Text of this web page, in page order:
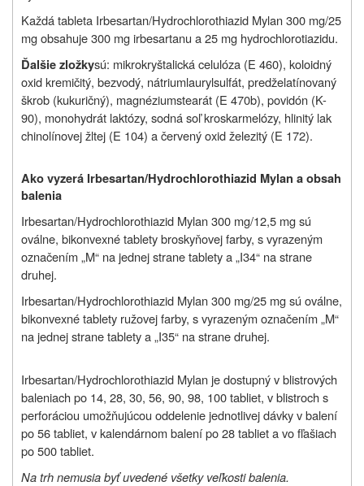
Každá tableta Irbesartan/Hydrochlorothiazid Mylan 300 mg/25
mg obsahuje 300 mg irbesartanu a 25 mg hydrochlorotiazidu.
Ďalšie zložkysú: mikrokryštalická celulóza (E 460), koloidný
oxid kremičitý, bezvodý, nátriumlaurylsulfát, predželatínovaný
škrob (kukuričný), magnéziumstearát (E 470b), povidón (K-
90), monohydrát laktózy, sodná soľ kroskarmelózy, hlinitý lak
chinolínovej žltej (E 104) a červený oxid železitý (E 172).
Ako vyzerá Irbesartan/Hydrochlorothiazid Mylan a obsah
balenia
Irbesartan/Hydrochlorothiazid Mylan 300 mg/12,5 mg sú
oválne, bikonvexné tablety broskyňovej farby, s vyrazeným
označením „M“ na jednej strane tablety a „I34“ na strane
druhej.
Irbesartan/Hydrochlorothiazid Mylan 300 mg/25 mg sú oválne,
bikonvexné tablety ružovej farby, s vyrazeným označením „M“
na jednej strane tablety a „I35“ na strane druhej.
Irbesartan/Hydrochlorothiazid Mylan je dostupný v blistrových
baleniach po 14, 28, 30, 56, 90, 98, 100 tabliet, v blistroch s
perforáciou umožňujúcou oddelenie jednotlivej dávky v balení
po 56 tabliet, v kalendárnom balení po 28 tabliet a vo fľašiach
po 500 tabliet.
Na trh nemusia byť uvedené všetky veľkosti balenia.